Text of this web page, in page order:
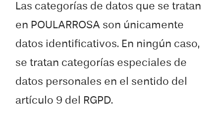
Las categorías de datos que se tratan
en POULARROSA son únicamente
datos identificativos. En ningún caso,
se tratan categorías especiales de
datos personales en el sentido del
artículo 9 del RGPD.